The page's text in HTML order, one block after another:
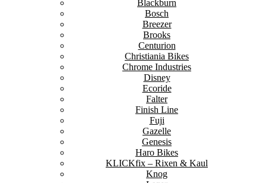
Blackburn
Bosch
Breezer
Brooks
Centurion
Christiania Bikes
Chrome Industries
Disney
Ecoride
Falter
Finish Line
Fuji
Gazelle
Genesis
Haro Bikes
KLICKfix – Rixen & Kaul
Knog